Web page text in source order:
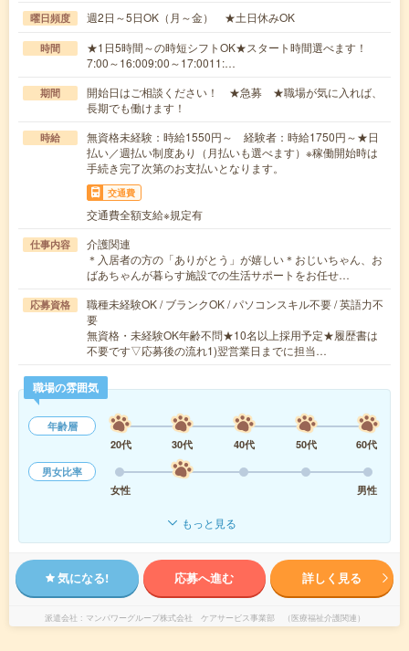
曜日頻度 週2日～5日OK（月～金） ★土日休みOK
時間
★1日5時間～の時短シフトOK★スタート時間選べます！
7:00～16:009:00～17:0011:…
期間
開始日はご相談ください！ ★急募 ★職場が気に入れば、
長期でも働けます！
時給
無資格未経験：時給1550円～ 経験者：時給1750円～★日
払い／週払い制度あり（月払いも選べます）※稼働開始時は
手続き完了次第のお支払いとなります。
交通費
交通費全額支給※規定有
仕事内容
介護関連
＊入居者の方の「ありがとう」が嬉しい＊おじいちゃん、お
ばあちゃんが暮らす施設での生活サポートをお任せ…
応募資格
職種未経験OK / ブランクOK / パソコンスキル不要 / 英語力不
要
無資格・未経験OK年齢不問★10名以上採用予定★履歴書は
不要です▽応募後の流れ1)翌営業日までに担当…
職場の雰囲気
年齢層
20代
30代 40代 50代
60代
男女比率
女性
男性
もっと見る
気になる! 応募へ進む 詳しく見る
派遣会社 マンパワーグループ株式会社 ケアサービス事業部 （医療福祉介護関連）